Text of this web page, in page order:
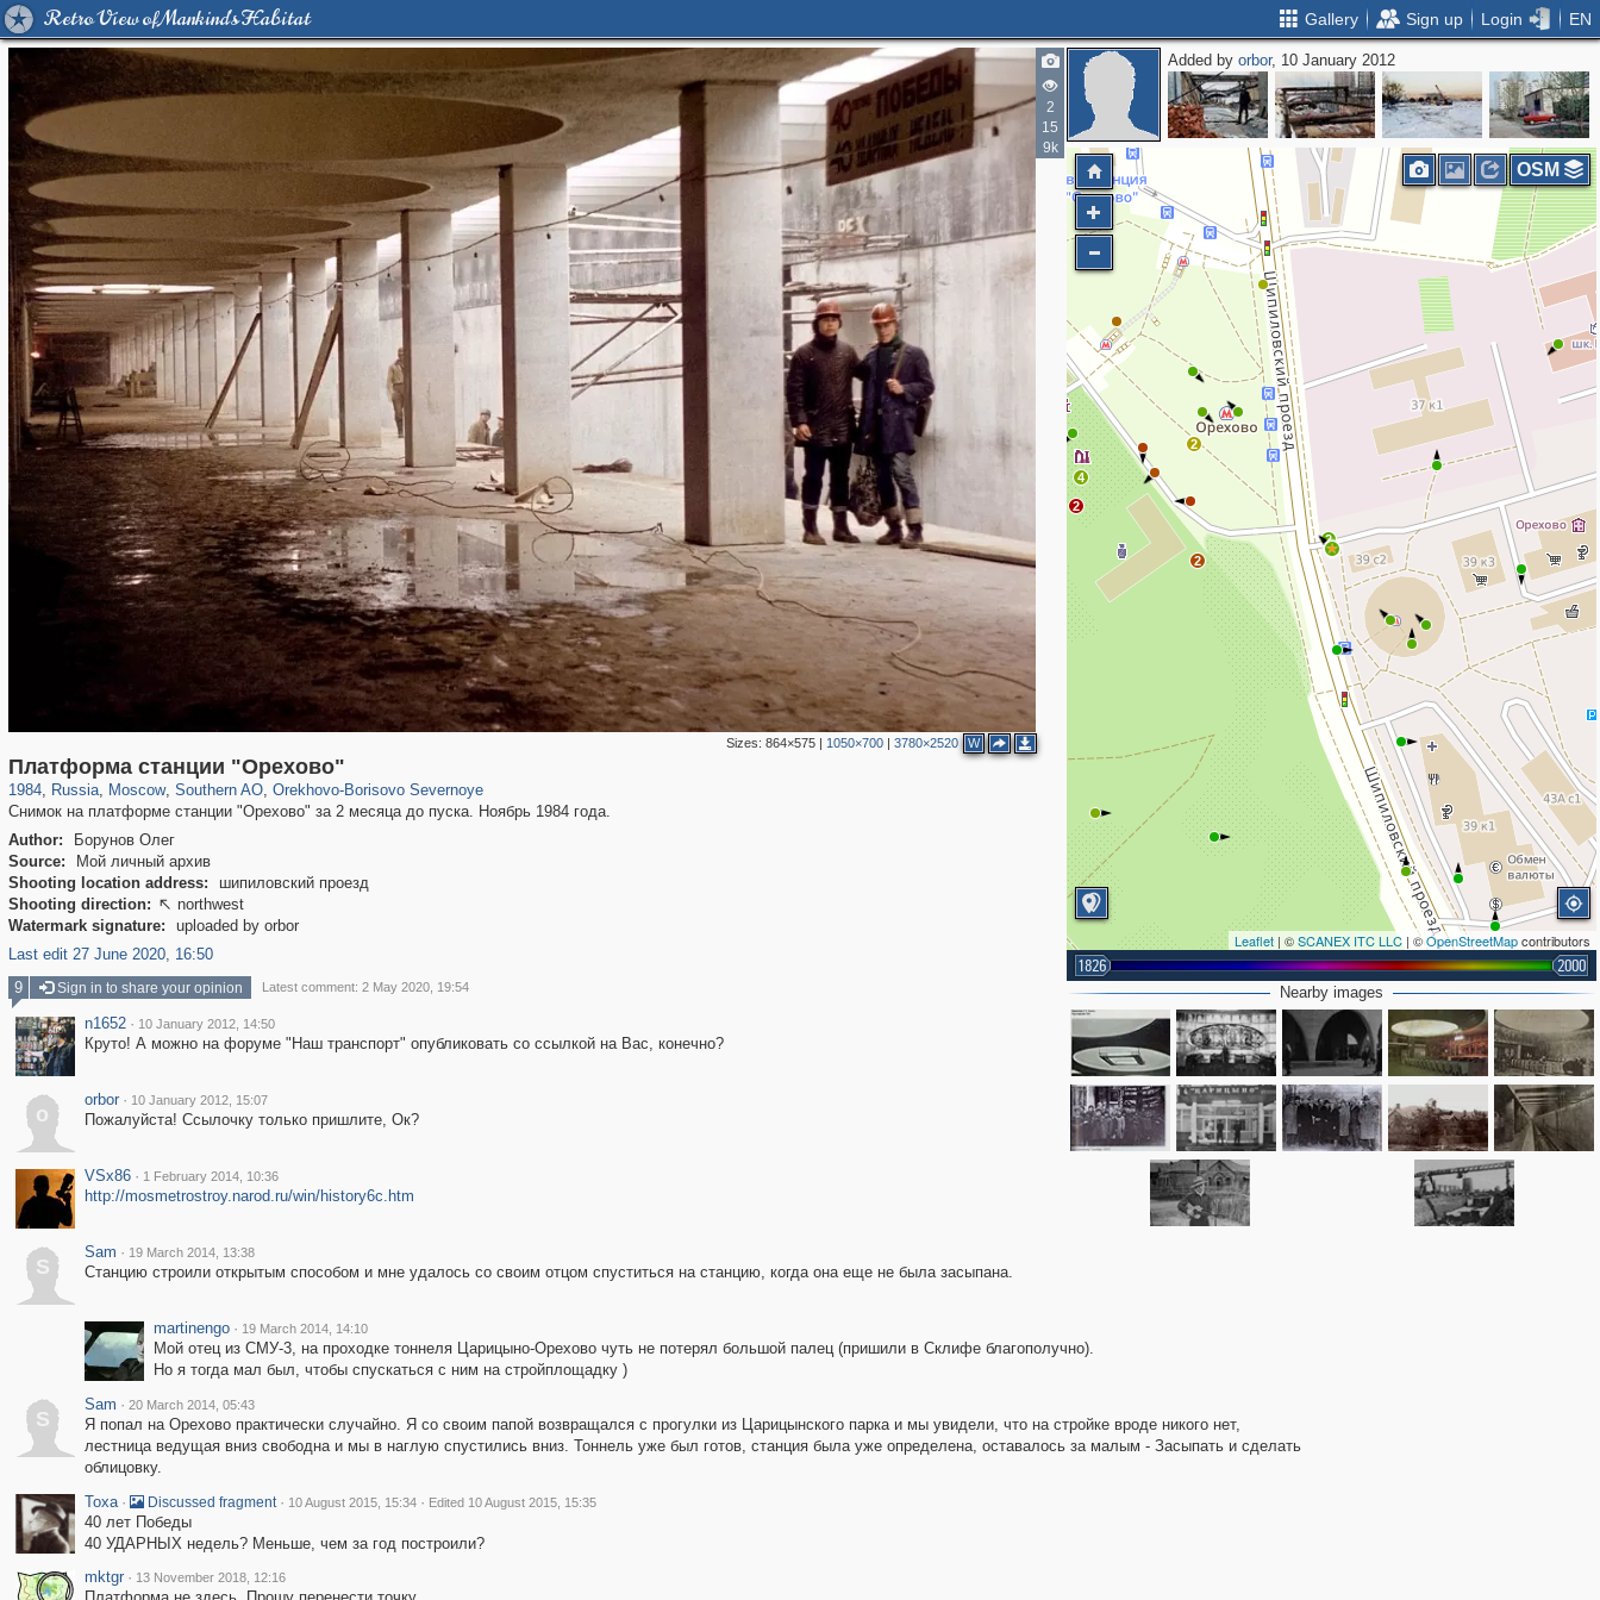
Retro View of Mankind's Habitat Gallery Sign up Login EN
2
15
9k
Sizes: 864×575| 1050×700| 3780×2520 W
Платформа станции "Орехово"
1984, Russia
1,407,368 29,248
, Moscow
319,882 8,286
, Southern AO
21,648 390
, Orekhovo-Borisovo Severnoye
3,004
Снимок на платформе станции "Орехово" за 2 месяца до пуска. Ноябрь 1984 года.
Author:
Борунов Олег
Source:
Мой личный архив
Shooting location address:
шипиловский проезд
Shooting direction:  northwest
Watermark signature:
uploaded by orbor
Last edit 27 June 2020, 16:50
Added byorbor, 10 January 2012
2
2
4
2
2
Leaflet | ©SCANEX ITC LLC | ©OpenStreetMapcontributors
1826 2000
OSM
Nearby images
9 Sign in to share your opinion Latest comment: 2 May 2020, 19:54
n1652 · 10 January 2012, 14:50
Круто! А можно на форуме "Наш транспорт" опубликовать со ссылкой на Вас, конечно?
o
orbor · 10 January 2012, 15:07
Пожалуйста! Ссылочку только пришлите, Ок?
VSx86 · 1 February 2014, 10:36
http://mosmetrostroy.narod.ru/win/history6c.htm
S
Sam · 19 March 2014, 13:38
Станцию строили открытым способом и мне удалось со своим отцом спуститься на станцию, когда она еще не была засыпана.
martinengo · 19 March 2014, 14:10
Мой отец из СМУ-3, на проходке тоннеля Царицыно-Орехово чуть не потерял большой палец (пришили в Склифе благополучно).
Но я тогда мал был, чтобы спускаться с ним на стройплощадку )
S
Sam · 20 March 2014, 05:43
Я попал на Орехово практически случайно. Я со своим папой возвращался с прогулки из Царицынского парка и мы увидели, что на стройке вроде никого нет,
лестница ведущая вниз свободна и мы в наглую спустились вниз. Тоннель уже был готов, станция была уже определена, оставалось за малым - Засыпать и сделать
облицовку.
Toxa · Discussed fragment · 10 August 2015, 15:34 · Edited 10 August 2015, 15:35
40 лет Победы
40 УДАРНЫХ недель? Меньше, чем за год построили?
mktgr · 13 November 2018, 12:16